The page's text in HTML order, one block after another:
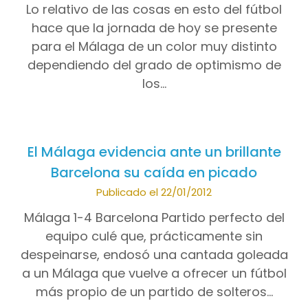
Lo relativo de las cosas en esto del fútbol
hace que la jornada de hoy se presente
para el Málaga de un color muy distinto
dependiendo del grado de optimismo de
los…
El Málaga evidencia ante un brillante
Barcelona su caída en picado
Publicado el 22/01/2012
Málaga 1-4 Barcelona Partido perfecto del
equipo culé que, prácticamente sin
despeinarse, endosó una cantada goleada
a un Málaga que vuelve a ofrecer un fútbol
más propio de un partido de solteros…